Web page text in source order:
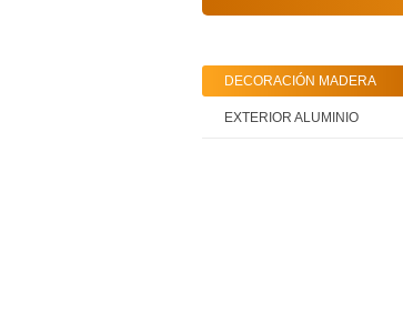
DECORACIÓN MADERA
EXTERIOR ALUMINIO